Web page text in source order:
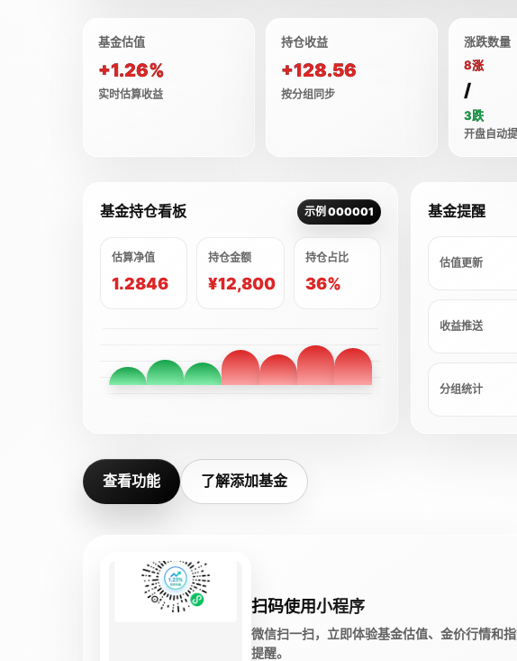
基金估值
+1.26%
实时估算收益
持仓收益
+128.56
按分组同步
涨跌数量
8涨
/
3跌
开盘自动
基金持仓看板 示例 000001
估算净值
1.2846
持仓金额
¥12,800
持仓占比
36%
基金提醒
估值更新
收益推送
分组统计
查看功能 了解添加基金
扫码使用小程序
微信扫一扫，立即体验基金估值、金价行情和
提醒。